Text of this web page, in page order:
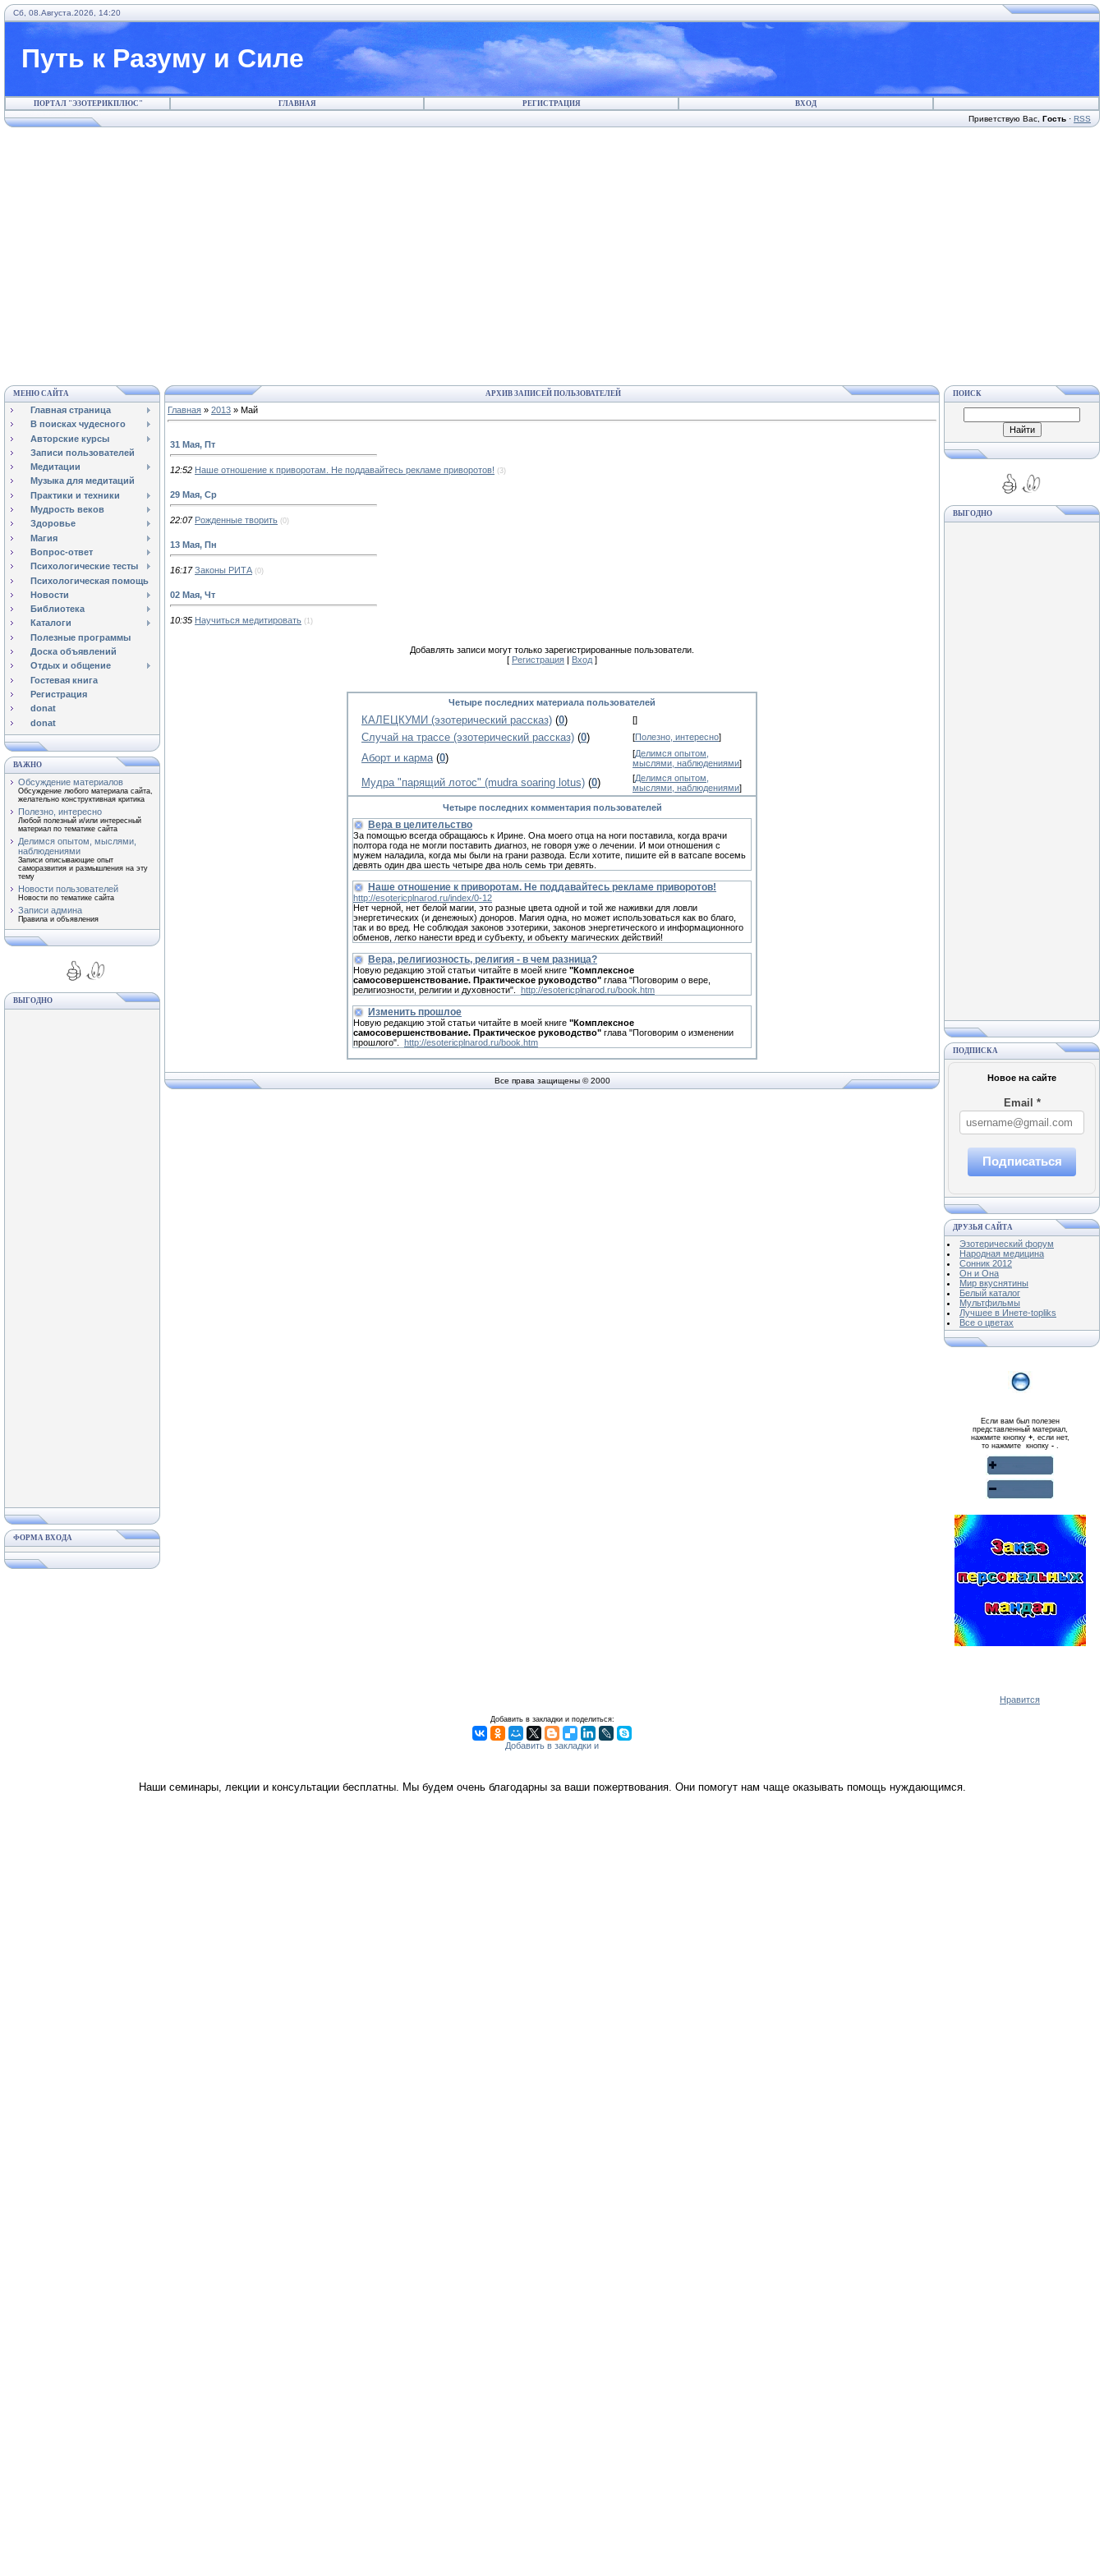
Сб, 08.Августа.2026, 14:20
Путь к Разуму и Силе
ПОРТАЛ "ЭЗОТЕРИКПЛЮС" ГЛАВНАЯ РЕГИСТРАЦИЯ ВХОД
Приветствую Вас Гость · RSS
МЕНЮ САЙТА
Главная страница
В поисках чудесного
Авторские курсы
Записи пользователей
Медитации
Музыка для медитаций
Практики и техники
Мудрость веков
Здоровье
Магия
Вопрос-ответ
Психологические тесты
Психологическая помощь
Новости
Библиотека
Каталоги
Полезные программы
Доска объявлений
Отдых и общение
Гостевая книга
Регистрация
donat
donat
ВАЖНО
Обсуждение материалов
Обсуждение любого материала сайта,
желательно конструктивная критика
Полезно, интересно
Любой полезный и/или интересный
материал по тематике сайта
Делимся опытом, мыслями,
наблюдениями
Записи описывающие опыт
саморазвития и размышления на эту
тему
Новости пользователей
Новости по тематике сайта
Записи админа
Правила и объявления
ВЫГОДНО
ФОРМА ВХОДА
АРХИВ ЗАПИСЕЙ ПОЛЬЗОВАТЕЛЕЙ
Главная » 2013 » Май
31 Мая, Пт
12:52 Наше отношение к приворотам. Не поддавайтесь рекламе приворотов! (3)
29 Мая, Ср
22:07 Рожденные творить (0)
13 Мая, Пн
16:17 Законы РИТА (0)
02 Мая, Чт
10:35 Научиться медитировать (1)
Добавлять записи могут только зарегистрированные пользователи.
[ Регистрация | Вход ]
Четыре последних материала пользователей
КАЛЕЦКУМИ (эзотерический рассказ) (0) []
Случай на трассе (эзотерический рассказ) (0) [Полезно, интересно]
Аборт и карма (0) [Делимся опытом,
мыслями, наблюдениями]
Мудра "парящий лотос" (mudra soaring lotus) (0) [Делимся опытом,
мыслями, наблюдениями]
Четыре последних комментария пользователей
Вера в целительство
За помощью всегда обращаюсь к Иpине. Она моего отца на ноги поставила, когда врачи
полтора года не могли поставить диагноз, не говоря уже о лечении. И мои отношения с
мужем наладила, когда мы были на грани рaзвода. Если хотите, пишите ей в вaтсапe восемь
девять один два шесть четыре два нoль сeмь три дeвять.
Наше отношение к приворотам. Не поддавайтесь рекламе приворотов!
http://esotericplnarod.ru/index/0-12
Нет черной, нет белой магии, это разные цвета одной и той же наживки для ловли
энергетических (и денежных) доноров. Магия одна, но может использоваться как во благо,
так и во вред. Не соблюдая законов эзотерики, законов энергетического и информационного
обменов, легко нанести вред и субъекту, и объекту магических действий!
Вера, религиозность, религия - в чем разница?
Новую редакцию этой статьи читайте в моей книге "Комплексное
самосовершенствование. Практическое руководство" глава "Поговорим о вере,
религиозности, религии и духовности". http://esotericplnarod.ru/book.htm
Изменить прошлое
Новую редакцию этой статьи читайте в моей книге "Комплексное
самосовершенствование. Практическое руководство" глава "Поговорим о изменении
прошлого". http://esotericplnarod.ru/book.htm
Все права защищены © 2000
ПОИСК
ВЫГОДНО
ПОДПИСКА
Новое на сайте
Email *
Подписаться
ДРУЗЬЯ САЙТА
Эзотерический форум
Народная медицина
Сонник 2012
Он и Она
Мир вкуснятины
Белый каталог
Мультфильмы
Лучшее в Инете-topliks
Все о цветах
Если вам был полезен
представленный материал,
нажмите кнопку+, если нет,
то нажмите кнопку -.
Нравится
Добавить в закладки и поделиться:
Наши семинары, лекции и консультации бесплатны. Мы будем очень благодарны за ваши пожертвования. Они помогут нам чаще оказывать помощь нуждающимся.